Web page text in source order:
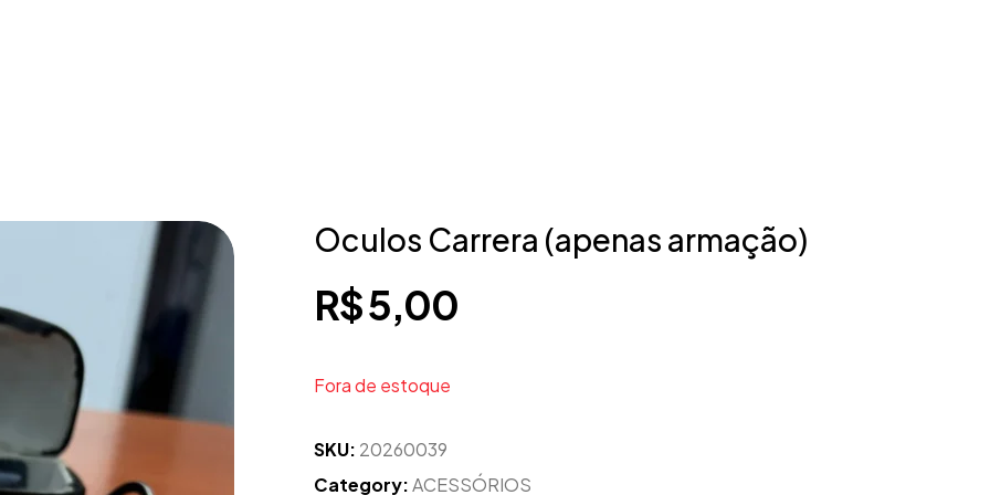
Oculos Carrera (apenas armação)
R$5,00
Fora de estoque
SKU: 20260039
Category:ACESSÓRIOS